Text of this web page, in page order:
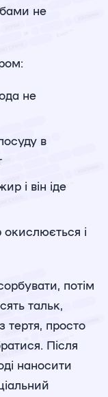
не
не
в
і він іде
і
потім
тальк,
тертя, просто
Після
наносити